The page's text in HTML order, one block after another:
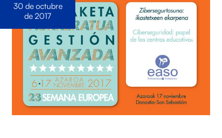
30 de octubre
de 2017